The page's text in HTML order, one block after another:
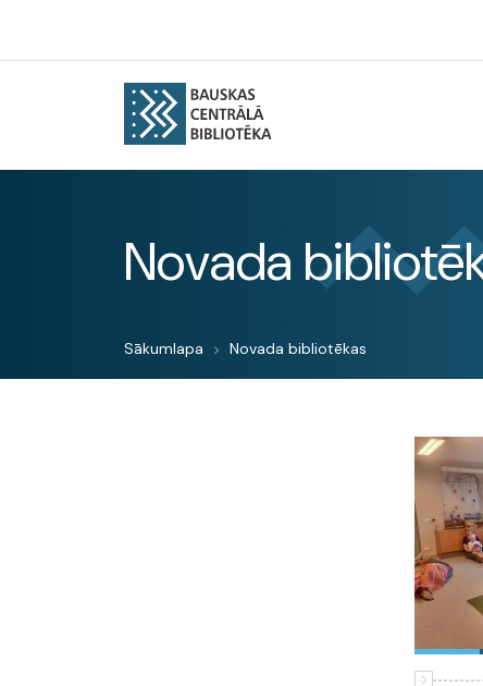
Novada
Sākumlapa Novada bibliotēkas